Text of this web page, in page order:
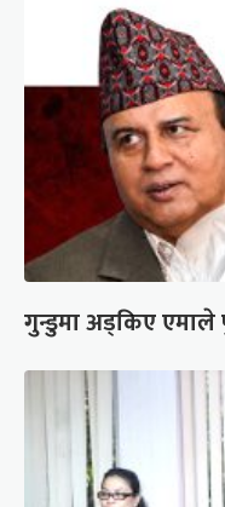
गुन्डुमा अड्किए एमाले